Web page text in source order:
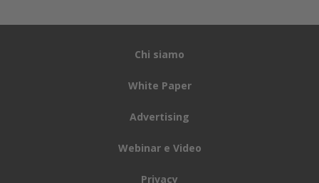
Chi siamo
White Paper
Advertising
Webinar e Video
Privacy